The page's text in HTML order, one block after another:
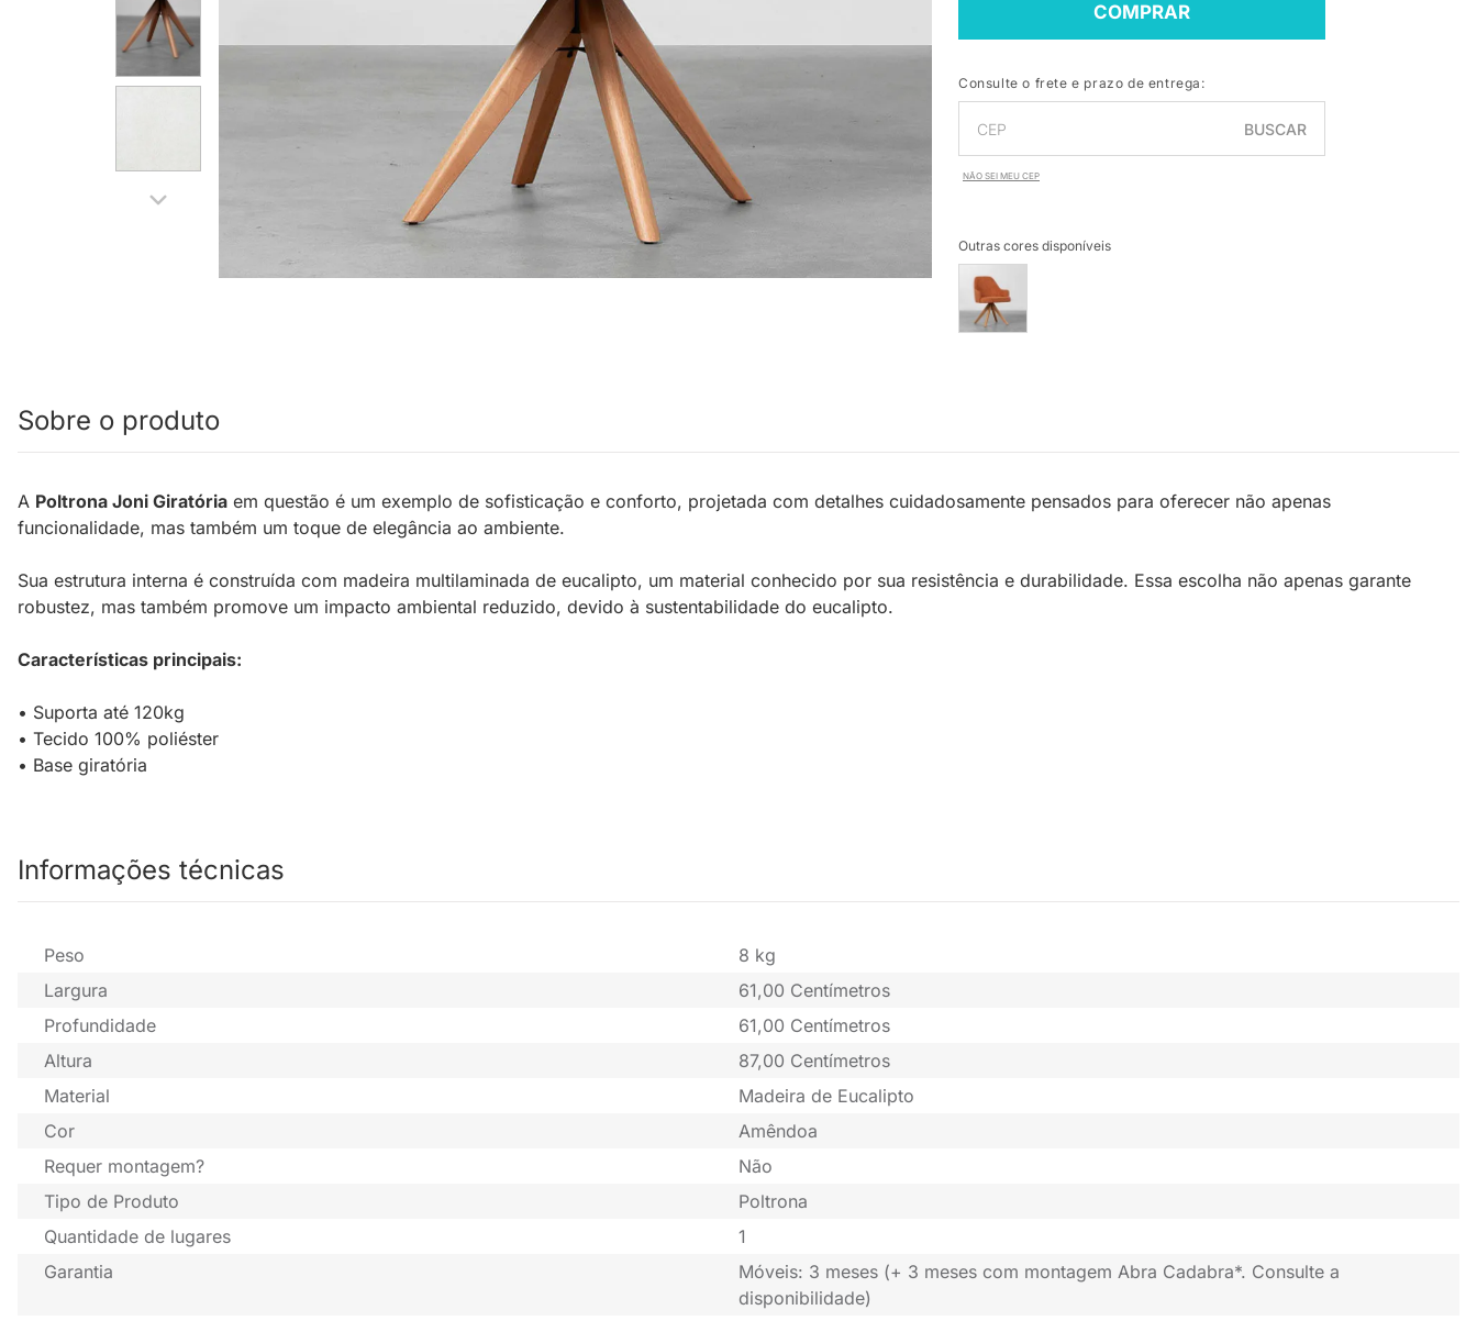
COMPRAR
Consulte o frete e prazo de entrega:
BUSCAR
NÃO SEI MEU CEP
Outras cores disponíveis
Sobre o produto
A Poltrona Joni Giratória em questão é um exemplo de sofisticação e conforto, projetada com detalhes cuidadosamente pensados para oferecer não apenas
funcionalidade, mas também um toque de elegância ao ambiente.
Sua estrutura interna é construída com madeira multilaminada de eucalipto, um material conhecido por sua resistência e durabilidade. Essa escolha não apenas garante
robustez, mas também promove um impacto ambiental reduzido, devido à sustentabilidade do eucalipto.
Características principais:
• Suporta até 120kg
• Tecido 100% poliéster
• Base giratória
Informações técnicas
Peso
8 kg
Largura
61,00 Centímetros
Profundidade
61,00 Centímetros
Altura
87,00 Centímetros
Material
Madeira de Eucalipto
Cor
Amêndoa
Requer montagem?
Não
Tipo de Produto
Poltrona
Quantidade de lugares
1
Garantia
Móveis: 3 meses (+ 3 meses com montagem Abra Cadabra*. Consulte a
disponibilidade)